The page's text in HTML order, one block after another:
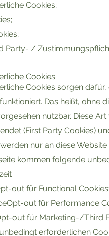
Cookies;
Party- /
Cookies
Cookies sorgen
Das heißt, ohne
nutzbar. Diese
(First Party Cookies)
nur an diese Website
kommen folgende
out für Functional
out für Performance
out für Marketing-/Third
erforderlichen